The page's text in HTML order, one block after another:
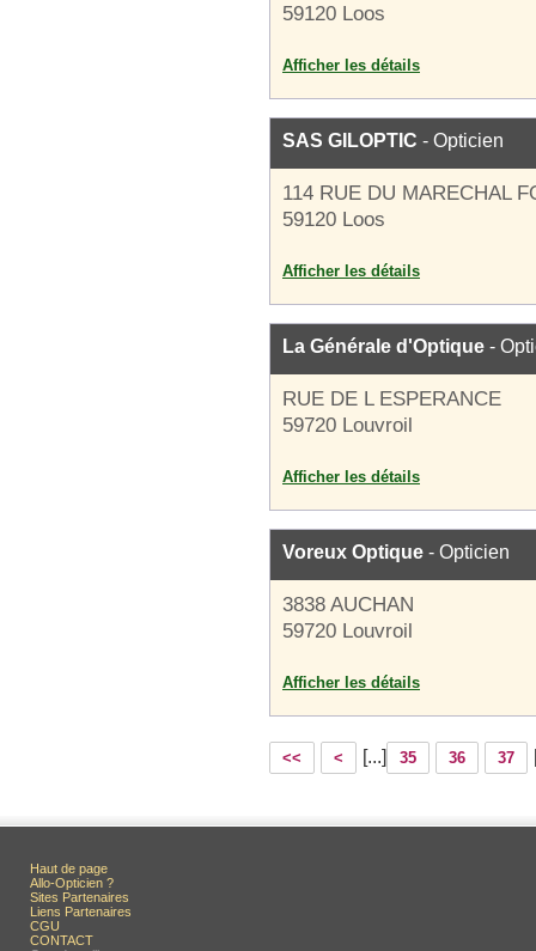
59120 Loos
Afficher les détails
SAS GILOPTIC - Opticien
114 RUE DU MARECHAL
59120 Loos
Afficher les détails
La Générale d'Optique -
RUE DE L ESPERANCE
59720 Louvroil
Afficher les détails
Voreux Optique - Opticien
3838 AUCHAN
59720 Louvroil
Afficher les détails
<< < [...] 35 36 37
Haut de page
Allo-Opticien ?
Sites Partenaires
Liens Partenaires
CGU
CONTACT